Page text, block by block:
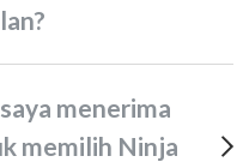
memilih Ninja